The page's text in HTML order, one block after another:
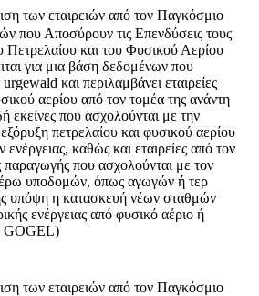
των εταιρειών από τον Παγκόσμιο
που Αποσύρουν τις Επενδύσεις τους
Πετρελαίου και του Φυσικού Αερίου
για μια βάση δεδομένων που
και περιλαμβάνει εταιρείες
αερίου από τον τομέα της ανάντη
εκείνες που ασχολούνται με την
πετρελαίου και φυσικού αερίου
καθώς και εταιρείες από τον
παραγωγής που ασχολούνται με τον
υποδομών, όπως αγωγών ή τερ
υπόψη η κατασκευή νέων σταθμών
ενέργειας από φυσικό αέριο ή
GOGEL)
των εταιρειών από τον Παγκόσμιο